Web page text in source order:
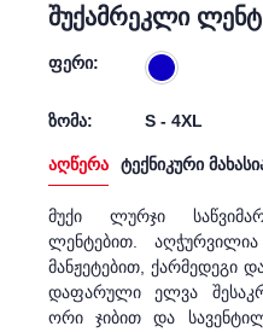
შუქამრეკლი
ფერი:
ზომა: S - 4XL
აღწერა ტექნიკური
მუქი ლურჯი
ლენტებით.
მანჟეტებით, ქარმედეგი
დაფარული ელვა
ორი ჯიბით და